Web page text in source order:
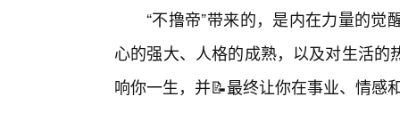
“不撸帝”带来的，是内在力量的
心的强大、人格的成熟，以及对生活
响你一生，并📝最终让你在事业、情感